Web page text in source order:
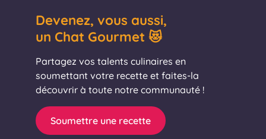
Devenez, vous aussi,
un Chat Gourmet 😻
Partagez vos talents culinaires en
soumettant votre recette et faites-la
découvrir à toute notre communauté !
Soumettre une recette